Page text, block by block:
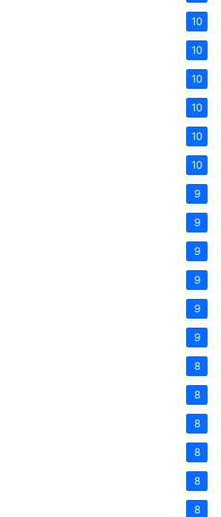
10
10
10
10
10
10
9
9
9
9
9
9
8
8
8
8
8
8